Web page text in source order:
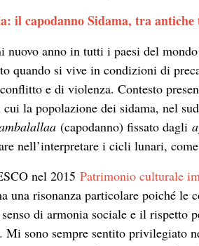
il capodanno Sidama, tra
nuovo anno in tutti i paesi del
quando si vive in condizioni di
e di violenza. Contesto
la popolazione dei sidama, nel
(capodanno) fissato dagli
nell’interpretare i cicli lunari,
nel 2015 Patrimonio culturale
una risonanza particolare poiché
di armonia sociale e il rispetto
Mi sono sempre sentito privilegiato